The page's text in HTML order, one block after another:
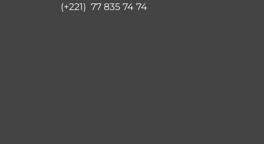
(+221) 77 835 74 74